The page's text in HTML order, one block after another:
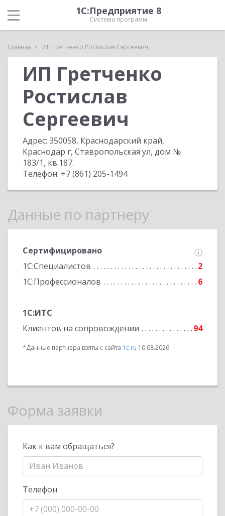
1С:Предприятие 8
Система программ
Главная ИП Гретченко Ростислав Сергеевич
ИП Гретченко
Ростислав
Сергеевич
Адрес: 350058, Краснодарский край,
Краснодар г, Ставропольская ул, дом №
183/1, кв.187.
Телефон: +7 (861) 205-1494
Данные по партнеру
Сертифицировано
1С:Специалистов
2
1С:Профессионалов
6
1С:ИТС
Клиентов на сопровождении
94
*Данные партнера взяты с сайта 1c.ru 10.08.2026
Форма заявки
Как к вам обращаться?
Телефон